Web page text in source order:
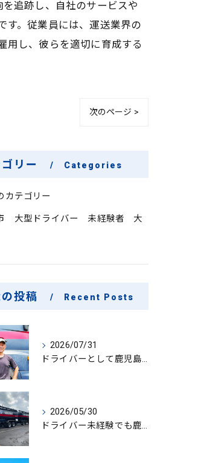
追跡し、自社のサービスや
す。従業員には、運送業界の
用し、彼らを適切に育成する
次のページ >
リー Categories
カテゴリー
大型ドライバー 未経験者 大
投稿 Recent Posts
2026/07/31
ドライバーとして鹿児島県鹿屋市で大型ドライバー若手ベテラン大募集の魅力と応募ポイント
2026/05/30
ドライバー未経験でも鹿児島県鹿屋市で大型ドライバーになれる求人情報と働き方ガイド